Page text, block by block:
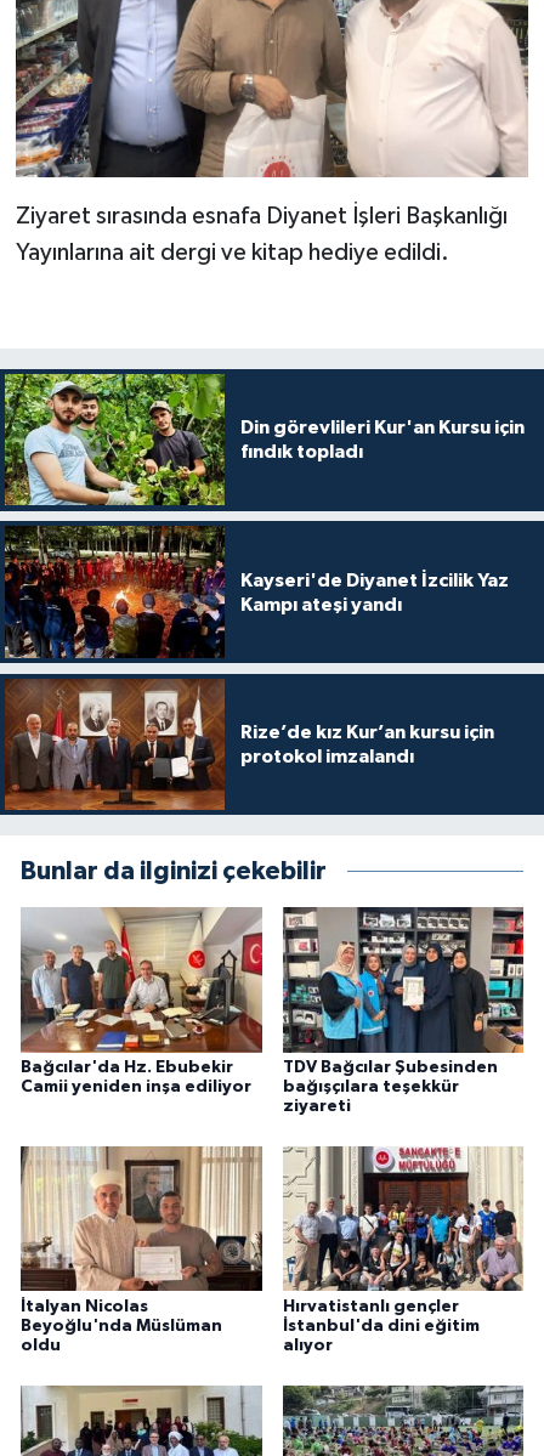
Ziyaret sırasında esnafa Diyanet İşleri Başkanlığı
Yayınlarına ait dergi ve kitap hediye edildi.
Din görevlileri Kur'an Kursu için
fındık topladı
Kayseri'de Diyanet İzcilik Yaz
Kampı ateşi yandı
Rize’de kız Kur’an kursu için
protokol imzalandı
Bunlar da ilginizi çekebilir
Bağcılar'da Hz. Ebubekir
Camii yeniden inşa ediliyor
TDV Bağcılar Şubesinden
bağışçılara teşekkür
ziyareti
İtalyan Nicolas
Beyoğlu'nda Müslüman
oldu
Hırvatistanlı gençler
İstanbul'da dini eğitim
alıyor
Elazığ Müftülüğü
Erzincan Müftülüğü
Erzurum Müftülüğü
Eskişehir Müftülüğü
Gaziantep Müftülüğü
Gümüşhane Müftülüğü
Hakkari Müftülüğü
Hatay Müftülüğü
Iğdır Müftülüğü
Isparta Müftülüğü
İstanbul Müftülüğü
İzmir Müftülüğü
Karabük Müftülüğü
Karaman Müftülüğü
Kars Müftülüğü
Kastamonu Müftülüğü
Kilis Müftülüğü
Kırıkkale Müftülüğü
Kırklareli Müftülüğü
Kocaeli Müftülüğü